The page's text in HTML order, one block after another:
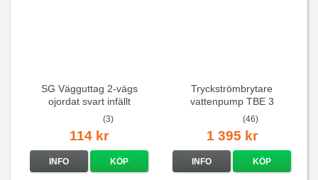
SG Vägguttag 2-vägs
ojordat svart infällt
16A/250V
(3)
114 kr
INFO KÖP
Tryckströmbrytare
vattenpump TBE 3
(46)
1 395 kr
INFO KÖP